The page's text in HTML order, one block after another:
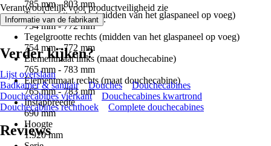
785 mm - 803 mm
Tegelgrootte links (midden van het glaspaneel op voeg)
754 mm - 772 mm
Tegelgrootte rechts (midden van het glaspaneel op voeg)
754 mm - 772 mm
Elementmaat links (maat douchecabine)
765 mm - 783 mm
Elementmaat rechts (maat douchecabine)
765 mm - 783 mm
Instapbreedte
690 mm
Hoogte
1.920 mm
Verantwoordelijk voor productveiligheid zie
Informatie van de fabrikant .
Verder kijken?
Lijst overslaan
Badkamer & sanitair
Douches
Douchecabines
Douchecabines vierkant
Douchecabines kwartrond
Douchecabines rechthoek
Complete douchecabines
Reviews